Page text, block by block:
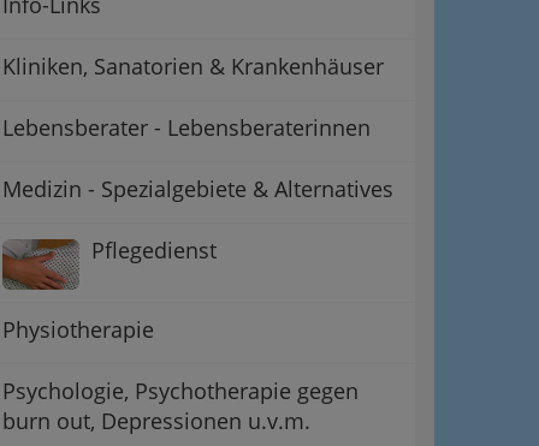
Kliniken, Sanatorien & Krankenhäuser
Lebensberater - Lebensberaterinnen
Medizin - Spezialgebiete & Alternatives
Pflegedienst
Physiotherapie
Psychologie, Psychotherapie gegen
burn out, Depressionen u.v.m.